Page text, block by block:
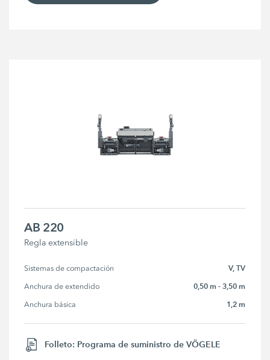
AB 220
Regla extensible
Sistemas de compactación V, TV
Anchura de extendido 0,50 m - 3,50 m
Anchura básica 1,2 m
Folleto: Programa de suministro de VÖGELE